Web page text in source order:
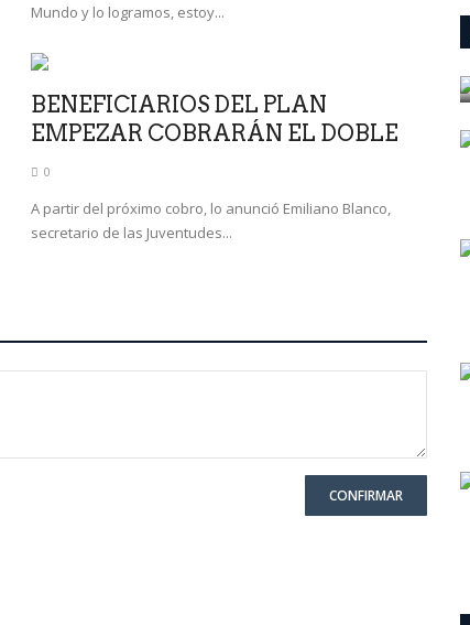
Mundo y lo logramos, estoy...
BENEFICIARIOS DEL PLAN
EMPEZAR COBRARÁN EL DOBLE
0
A partir del próximo cobro, lo anunció Emiliano Blanco,
secretario de las Juventudes...
CONFIRMAR